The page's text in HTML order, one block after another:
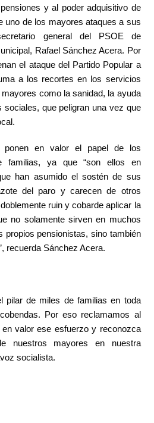
y al poder adquisitivo de
uno de los mayores ataques a sus
general del PSOE de
Rafael Sánchez Acera. Por
el ataque del Partido Popular a
a los recortes en los servicios
como la sanidad, la ayuda
que peligran una vez que
ponen en valor el papel de los
familias, ya que “son ellos en
han asumido el sostén de sus
del paro y carecen de otros
ruin y cobarde aplicar la
no solamente sirven en muchos
propios pensionistas, sino también
recuerda Sánchez Acera.
pilar de miles de familias en toda
Por eso reclamamos al
valor ese esfuerzo y reconozca
nuestros mayores en nuestra
socialista.